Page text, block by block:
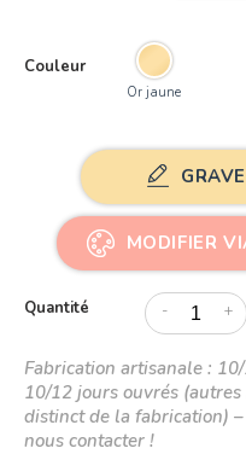
Couleur
Or jaune
MODIFIER
Quantité - +
Fabrication artisanale :
10/12 jours ouvrés
distinct de la fabrication)
nous contacter !